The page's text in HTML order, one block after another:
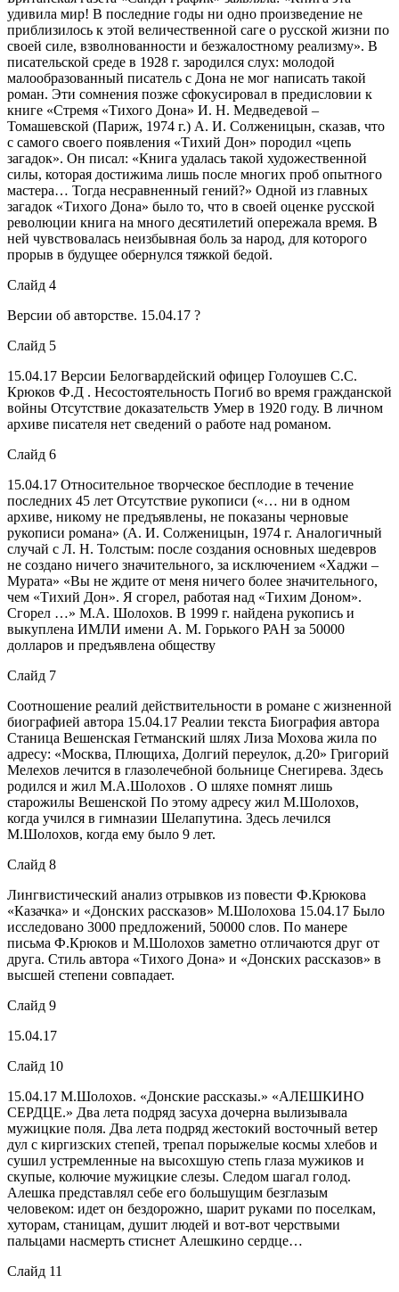
удивила мир! В последние годы ни одно произведение не
приблизилось к этой величественной саге о русской жизни по
своей силе, взволнованности и безжалостному реализму». В
писательской среде в 1928 г. зародился слух: молодой
малообразованный писатель с Дона не мог написать такой
роман. Эти сомнения позже сфокусировал в предисловии к
книге «Стремя «Тихого Дона» И. Н. Медведевой –
Томашевской (Париж, 1974 г.) А. И. Солженицын, сказав, что
с самого своего появления «Тихий Дон» породил «цепь
загадок». Он писал: «Книга удалась такой художественной
силы, которая достижима лишь после многих проб опытного
мастера… Тогда несравненный гений?» Одной из главных
загадок «Тихого Дона» было то, что в своей оценке русской
революции книга на много десятилетий опережала время. В
ней чувствовалась неизбывная боль за народ, для которого
прорыв в будущее обернулся тяжкой бедой.
Слайд 4
Версии об авторстве. 15.04.17 ?
Слайд 5
15.04.17 Версии Белогвардейский офицер Голоушев С.С.
Крюков Ф.Д . Несостоятельность Погиб во время гражданской
войны Отсутствие доказательств Умер в 1920 году. В личном
архиве писателя нет сведений о работе над романом.
Слайд 6
15.04.17 Относительное творческое бесплодие в течение
последних 45 лет Отсутствие рукописи («… ни в одном
архиве, никому не предъявлены, не показаны черновые
рукописи романа» (А. И. Солженицын, 1974 г. Аналогичный
случай с Л. Н. Толстым: после создания основных шедевров
не создано ничего значительного, за исключением «Хаджи –
Мурата» «Вы не ждите от меня ничего более значительного,
чем «Тихий Дон». Я сгорел, работая над «Тихим Доном».
Сгорел …» М.А. Шолохов. В 1999 г. найдена рукопись и
выкуплена ИМЛИ имени А. М. Горького РАН за 50000
долларов и предъявлена обществу
Слайд 7
Соотношение реалий действительности в романе с жизненной
биографией автора 15.04.17 Реалии текста Биография автора
Станица Вешенская Гетманский шлях Лиза Мохова жила по
адресу: «Москва, Плющиха, Долгий переулок, д.20» Григорий
Мелехов лечится в глазолечебной больнице Снегирева. Здесь
родился и жил М.А.Шолохов . О шляхе помнят лишь
старожилы Вешенской По этому адресу жил М.Шолохов,
когда учился в гимназии Шелапутина. Здесь лечился
М.Шолохов, когда ему было 9 лет.
Слайд 8
Лингвистический анализ отрывков из повести Ф.Крюкова
«Казачка» и «Донских рассказов» М.Шолохова 15.04.17 Было
исследовано 3000 предложений, 50000 слов. По манере
письма Ф.Крюков и М.Шолохов заметно отличаются друг от
друга. Стиль автора «Тихого Дона» и «Донских рассказов» в
высшей степени совпадает.
Слайд 9
15.04.17
Слайд 10
15.04.17 М.Шолохов. «Донские рассказы.» «АЛЕШКИНО
СЕРДЦЕ.» Два лета подряд засуха дочерна вылизывала
мужицкие поля. Два лета подряд жестокий восточный ветер
дул с киргизских степей, трепал порыжелые космы хлебов и
сушил устремленные на высохшую степь глаза мужиков и
скупые, колючие мужицкие слезы. Следом шагал голод.
Алешка представлял себе его большущим безглазым
человеком: идет он бездорожно, шарит руками по поселкам,
хуторам, станицам, душит людей и вот-вот черствыми
пальцами насмерть стиснет Алешкино сердце…
Слайд 11